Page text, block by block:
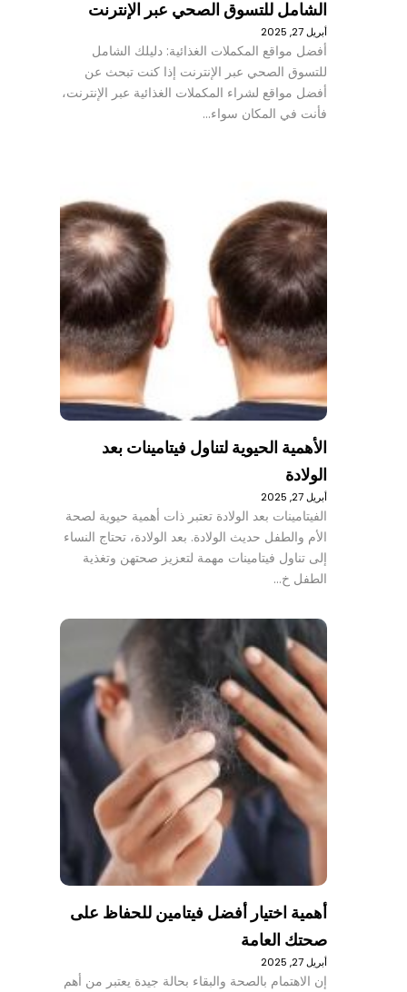
الشامل للتسوق الصحي عبر الإنترنت
أبريل 27, 2025
أفضل مواقع المكملات الغذائية: دليلك الشامل
للتسوق الصحي عبر الإنترنت إذا كنت تبحث عن
أفضل مواقع لشراء المكملات الغذائية عبر الإنترنت،
فأنت في المكان سواء…
الأهمية الحيوية لتناول فيتامينات بعد
الولادة
أبريل 27, 2025
الفيتامينات بعد الولادة تعتبر ذات أهمية حيوية لصحة
الأم والطفل حديث الولادة. بعد الولادة، تحتاج النساء
إلى تناول فيتامينات مهمة لتعزيز صحتهن وتغذية
الطفل خ…
أهمية اختيار أفضل فيتامين للحفاظ على
صحتك العامة
أبريل 27, 2025
إن الاهتمام بالصحة والبقاء بحالة جيدة يعتبر من أهم